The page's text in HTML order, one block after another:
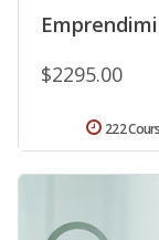
$2295.00
222